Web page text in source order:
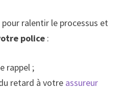
ralentir le processus et
police:
rappel ;
retard à votre assureur